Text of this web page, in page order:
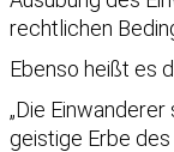
rechtlichen
Ebenso heißt es
„Die
geistige Erbe